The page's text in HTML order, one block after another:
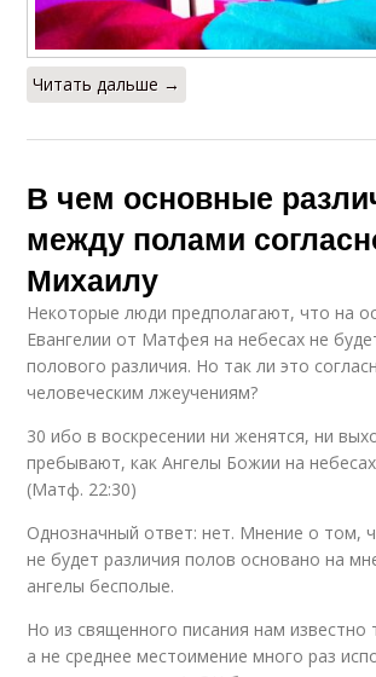
Читать дальше →
В чем основные
между полами
Михаилу
Некоторые люди предполагают, что на
Евангелии от Матфея на небесах не
полового различия. Но так ли это
человеческим лжеучениям?
30 ибо в воскресении ни женятся, ни
пребывают, как Ангелы Божии на
(Матф. 22:30)
Однозначный ответ: нет. Мнение о том,
не будет различия полов основано на
ангелы бесполые.
Но из священного писания нам известно
а не среднее местоимение много раз